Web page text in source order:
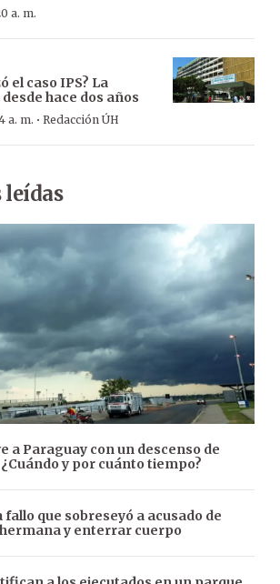
a. m.
el caso IPS? La
hace dos años
a. m. · Redacción ÚH
leídas
a Paraguay con un descenso de
¿Cuándo y por cuánto tiempo?
fallo que sobreseyó a acusado de
y enterrar cuerpo